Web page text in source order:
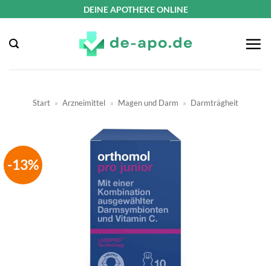
springen
DEINE APOTHEKE ONLINE
Start » Arzneimittel » Magen und Darm » Darmträgheit
-13%